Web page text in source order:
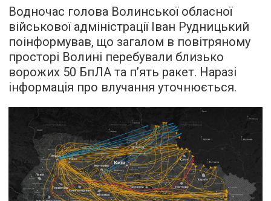
Водночас голова Волинської обласної
військової адміністрації Іван Рудницький
поінформував, що загалом в повітряному
просторі Волині перебували близько
ворожих 50 БпЛА та п’ять ракет. Наразі
інформація про влучання уточнюється.